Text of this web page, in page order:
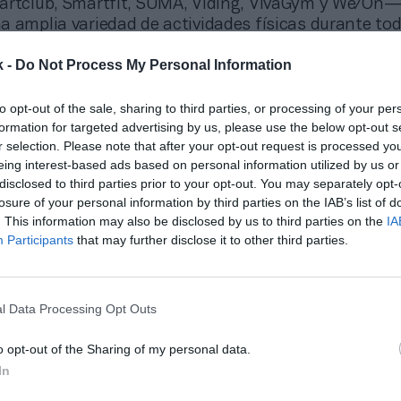
- Do Not Process My Personal Information
opt-out of the sale, sharing to third parties, or processing of your
for targeted advertising by us, please use the below opt-out
selection. Please note that after your opt-out request is processed
interest-based ads based on personal information utilized by us
to third parties prior to your opt-out. You may separately
of your personal information by third parties on the IAB’s list of
This information may also be disclosed by us to third parties on the
Participants that may further disclose it to other third parties.
Data Processing Opt Outs
opt-out of the Sharing of my personal data.
Smartfit, SUMA, Viding, VivaGym y We/
amplia variedad de actividades físicas durante
de alta y media intensidad hasta prácticas cuerpo-
fue de50.000 personasmovilizadas.
satisfechos con la excelente acogida que ha
del Deporte 2025. La participación de 60.000
que el mensaje de promover un estilo de
calando en la sociedad”, ha señaladoJaime
Fundación España Activa.
y la colaboración de todos nuestros socios han
de la sociedad”, ha añadido.
27 de septiembre se celebró en el
, un evento organizado por el Consejo
el Ayuntamiento de Segovia, y que contó con la